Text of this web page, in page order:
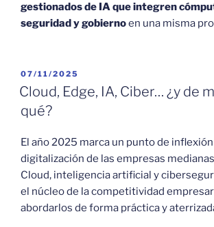
gestionados de IA que integren
seguridad y gobiernoen una misma
PUBLICADO
EL
07/11/2025
Cloud, Edge, IA, Ciber… ¿y de
qué?
El año 2025 marca un punto de
digitalización de las empresas
Cloud, inteligencia artificial y
el núcleo de la competitividad
abordarlos de forma práctica y